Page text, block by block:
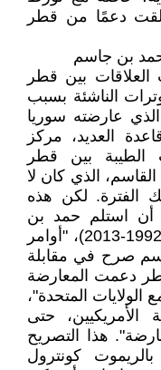
دعمًا من قطر
2003 و2004، كانت العلاقات بين قطر
الناشئة بسبب
الأمريكي للعراق في 2003، الذي عارضته سوريا
العديد، مركز
الطيبة بين قطر
الذي كان لا
الفترة. لكن هذه
أن استلم حمد بن
جاسم آل ثاني، وزير خارجية قطر (1992-2013)، "أوامر
صرح في مقابلة
بي سي في 2017 أن قطر دعمت المعارضة
المتحدة"،
حتى
هذا التصريح
كونترول